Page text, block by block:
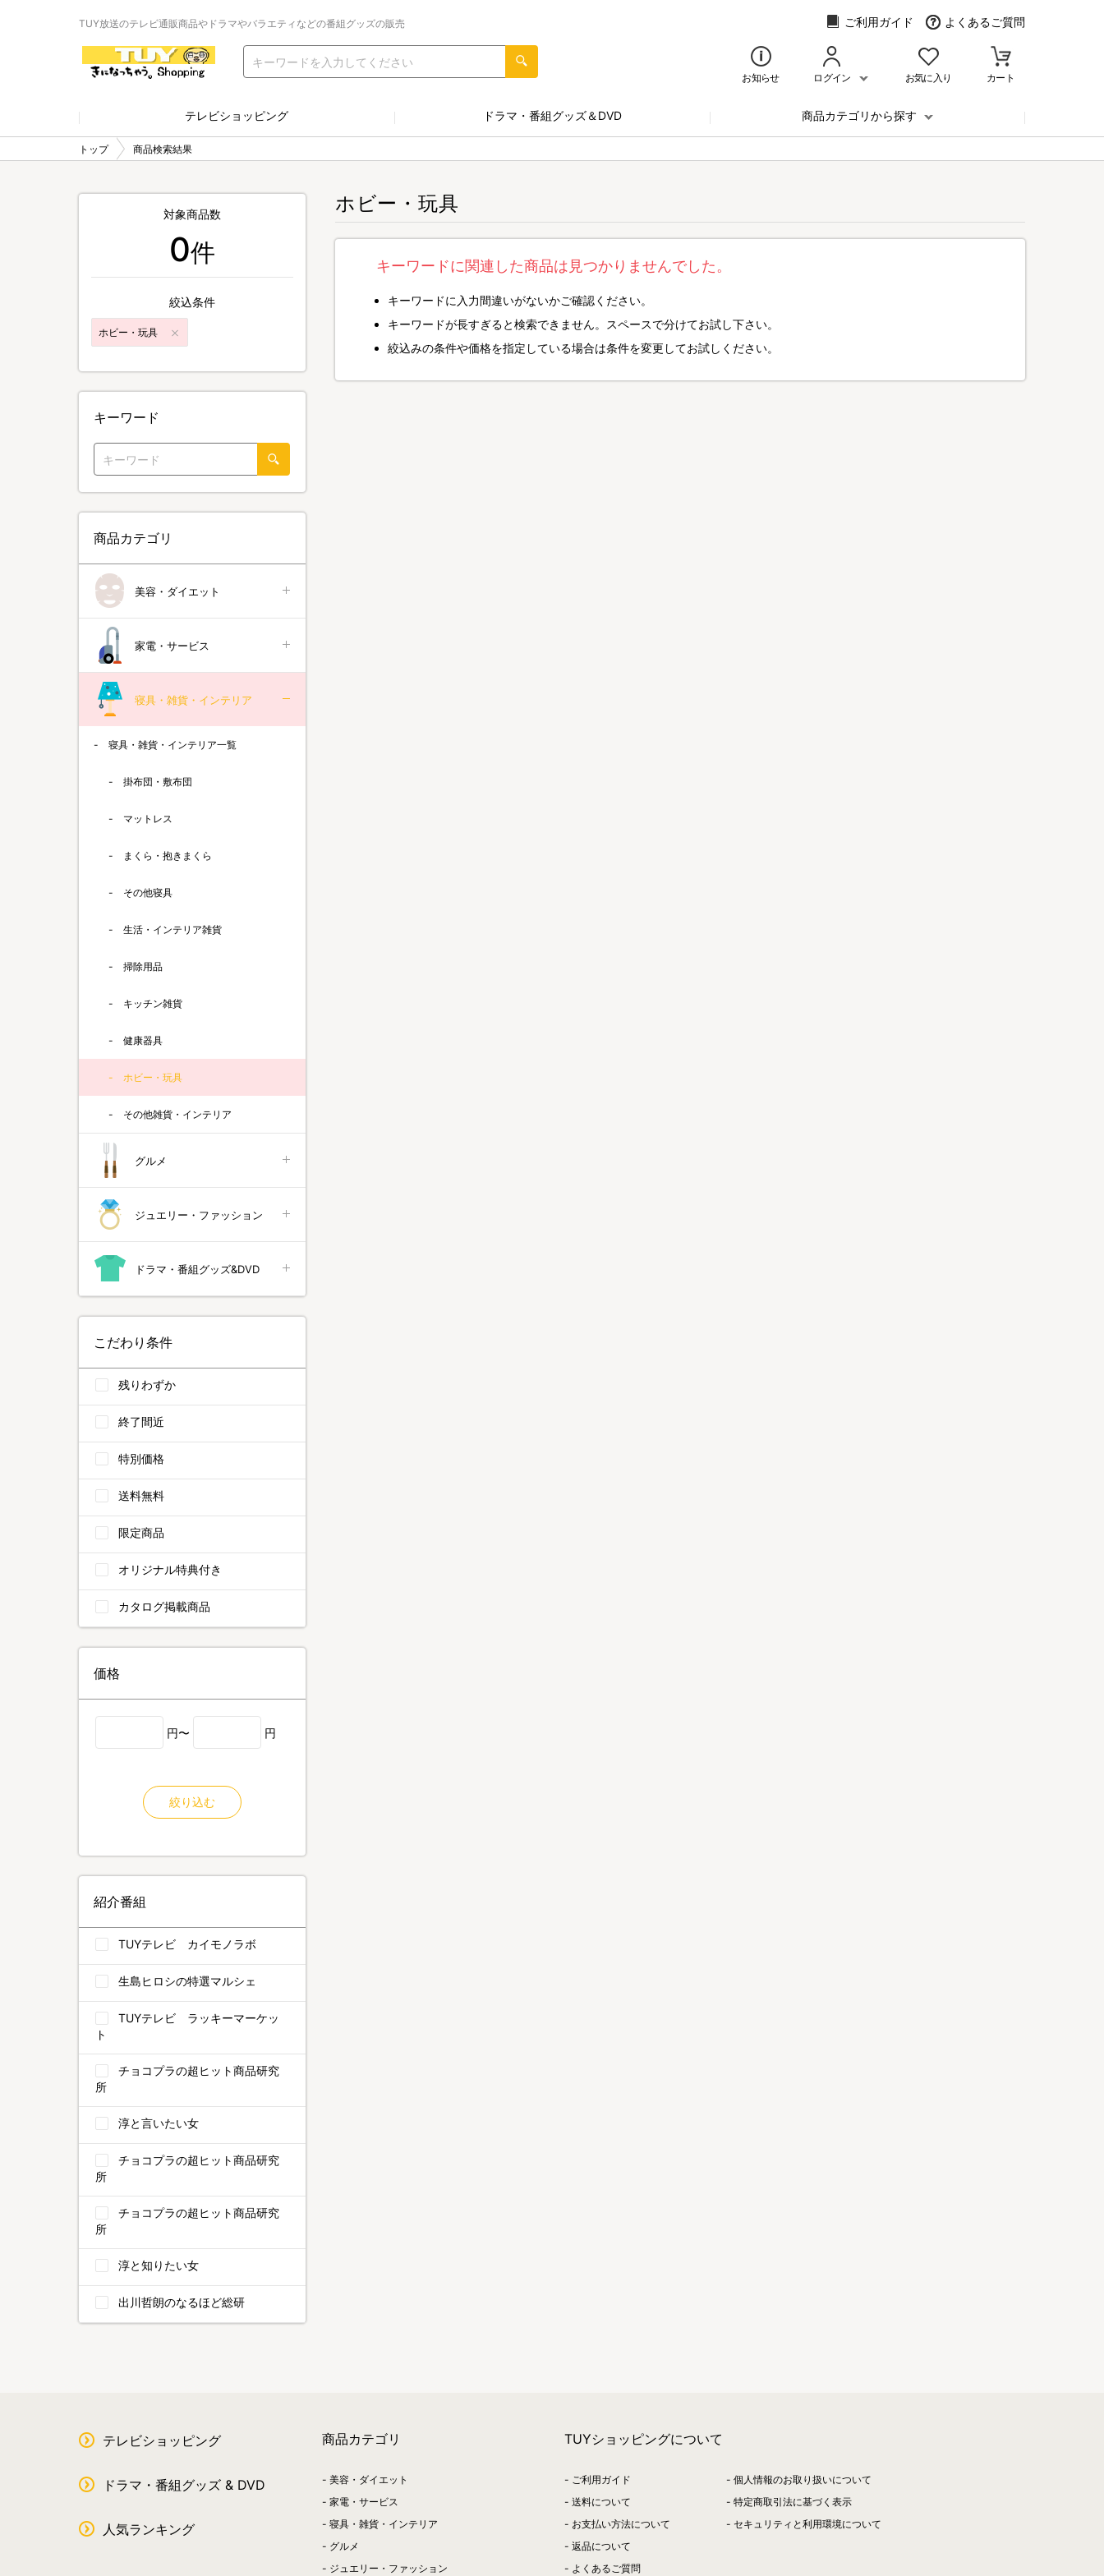
TUY放送のテレビ通販商品やドラマやバラエティなどの番組グッズの販売 ご利用ガイド よくあるご質問
お知らせ ログイン お気に入り カート
テレビショッピング ドラマ・番組グッズ＆DVD 商品カテゴリから探す
トップ 商品検索結果
ホビー・玩具
キーワードに関連した商品は見つかりませんでした。
キーワードに入力間違いがないかご確認ください。
キーワードが長すぎると検索できません。スペースで分けてお試し下さい。
絞込みの条件や価格を指定している場合は条件を変更してお試しください。
対象商品数
0件
絞込条件
ホビー・玩具
キーワード
商品カテゴリ
美容・ダイエット
家電・サービス
寝具・雑貨・インテリア
寝具・雑貨・インテリア一覧
掛布団・敷布団
マットレス
まくら・抱きまくら
その他寝具
生活・インテリア雑貨
掃除用品
キッチン雑貨
健康器具
ホビー・玩具
その他雑貨・インテリア
グルメ
ジュエリー・ファッション
ドラマ・番組グッズ&DVD
こだわり条件
残りわずか
終了間近
特別価格
送料無料
限定商品
オリジナル特典付き
カタログ掲載商品
価格
円〜 円
絞り込む
紹介番組
TUYテレビ カイモノラボ
生島ヒロシの特選マルシェ
TUYテレビ ラッキーマーケッ
ト
チョコプラの超ヒット商品研究
所
淳と言いたい女
チョコプラの超ヒット商品研究
所
チョコプラの超ヒット商品研究
所
淳と知りたい女
出川哲朗のなるほど総研
テレビショッピング
ドラマ・番組グッズ & DVD
人気ランキング
商品カテゴリ
美容・ダイエット
家電・サービス
寝具・雑貨・インテリア
グルメ
ジュエリー・ファッション
TUYショッピングについて
ご利用ガイド
送料について
お支払い方法について
返品について
よくあるご質問
個人情報のお取り扱いについて
特定商取引法に基づく表示
セキュリティと利用環境について